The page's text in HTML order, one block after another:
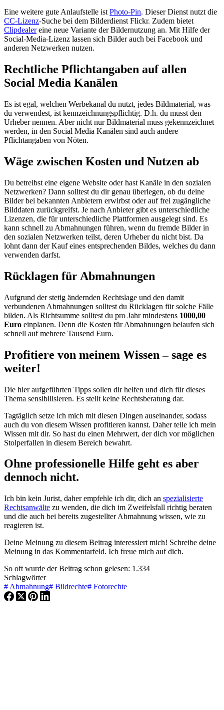
Eine weitere gute Anlaufstelle ist Photo-Pin. Dieser Dienst nutzt die
CC-Lizenz-Suche bei dem Bilderdienst Flickr. Zudem bietet
Clipdealereine neue Variante der Bildernutzung an. Mit Hilfe der
Social-Media-Lizenz lassen sich Bilder auch bei Facebook und
anderen Netzwerken nutzen.
Rechtliche Pflichtangaben auf allen
Social Media Kanälen
Es ist egal, welchen Werbekanal du nutzt, jedes Bildmaterial, was
du verwendest, ist kennzeichnungspflichtig. D.h. du musst den
Urheber nennen. Aber nicht nur Bildmaterial muss gekennzeichnet
werden, in den Social Media Kanälen sind auch andere
Pflichtangaben von Nöten.
Wäge zwischen Kosten und Nutzen ab
Du betreibst eine eigene Website oder hast Kanäle in den sozialen
Netzwerken? Dann solltest du dir genau überlegen, ob du deine
Bilder bei bekannten Anbietern erwirbst oder auf frei zugängliche
Bilddaten zurückgreifst. Je nach Anbieter gibt es unterschiedliche
Lizenzen, die für unterschiedliche Plattformen ausgelegt sind. Es
kann schnell zu Abmahnungen führen, wenn du fremde Bilder in
den sozialen Netzwerken teilst, deren Urheber du nicht bist. Da
lohnt dann der Kauf eines entsprechenden Bildes, welches du dann
verwenden darfst.
Rücklagen für Abmahnungen
Aufgrund der stetig ändernden Rechtslage und den damit
verbundenen Abmahnungen solltest du Rücklagen für solche Fälle
bilden. Als Richtsumme solltest du pro Jahr mindestens 1000,00
Euro einplanen. Denn die Kosten für Abmahnungen belaufen sich
schnell auf mehrere Tausend Euro.
Profitiere von meinem Wissen – sage es
weiter!
Die hier aufgeführten Tipps sollen dir helfen und dich für dieses
Thema sensibilisieren. Es stellt keine Rechtsberatung dar.
Tagtäglich setze ich mich mit diesen Dingen auseinander, sodass
auch du von diesem Wissen profitieren kannst. Daher teile ich mein
Wissen mit dir. So hast du einen Mehrwert, der dich vor möglichen
Stolperfallen in diesem Bereich bewahrt.
Ohne professionelle Hilfe geht es aber
dennoch nicht.
Ich bin kein Jurist, daher empfehle ich dir, dich an spezialisierte
Rechtsanwälte zu wenden, die dich im Zweifelsfall richtig beraten
und die auch bei bereits zugestellter Abmahnung wissen, wie zu
reagieren ist.
Deine Meinung zu diesem Beitrag interessiert mich! Schreibe deine
Meinung in das Kommentarfeld. Ich freue mich auf dich.
So oft wurde der Beitrag schon gelesen: 1.334
Schlagwörter
# Abmahnung# Bildrechte# Fotorechte